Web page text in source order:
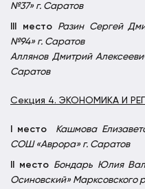
№37» г. Саратов
место
Разин Сергей
№94» г. Саратов
Аллянов Дмитрий
Саратов
Секция 4. ЭКОНОМИКА И
место
Кашмова
СОШ «Аврора» г. Саратов
место Бондарь Юлия
Осиновский» Марксовского